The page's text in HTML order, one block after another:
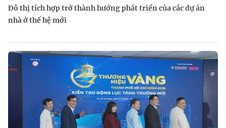
Đô thị tích hợp trở thành hướng phát triển của các dự án
nhà ở thế hệ mới